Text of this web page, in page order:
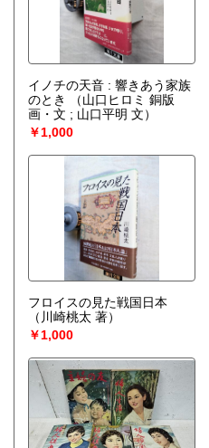
イノチの天音 : 響きあう家族
のとき
（山口ヒロミ 銅版
画・文 ; 山口平明 文）
￥1,000
フロイスの見た戦国日本
（川崎桃太 著）
￥1,000